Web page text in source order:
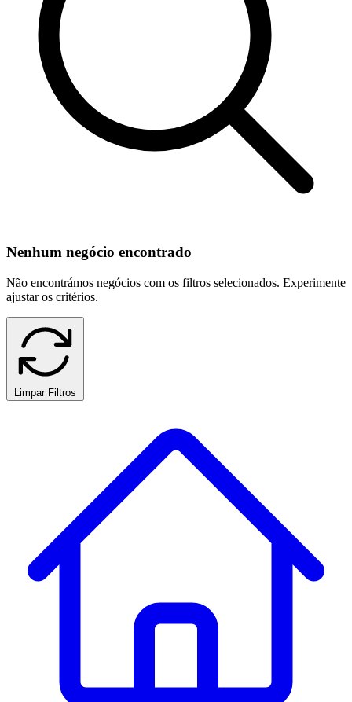
Nenhum negócio encontrado
Não encontrámos negócios com os filtros selecionados. Experimente
ajustar os critérios.
Limpar Filtros